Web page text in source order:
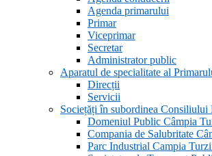
Agenda primarului
Primar
Viceprimar
Secretar
Administrator public
Aparatul de specialitate al
Direcții
Servicii
Sociețăți în subordinea Consiliului
Domeniul Public Câmpia
Compania de Salubritate
Parc Industrial Campia